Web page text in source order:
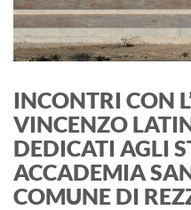
INCONTRI CON
VINCENZO
DEDICATI AGLI
ACCADEMIA
COMUNE DI